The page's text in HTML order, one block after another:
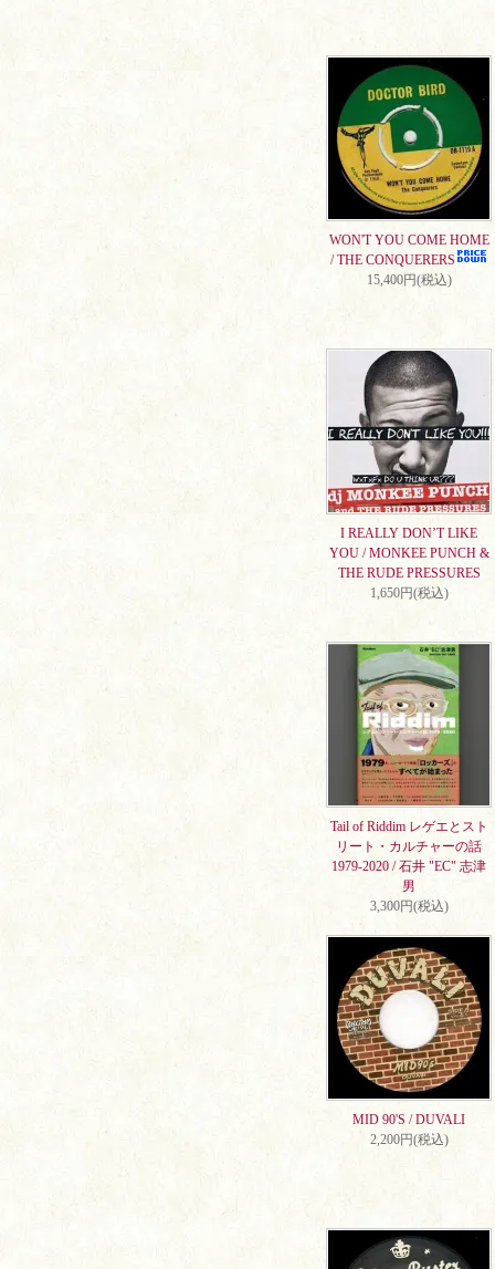
WON'T YOU COME HOME
/ THE CONQUERERS
15,400円(税込)
I REALLY DON’T LIKE
YOU / MONKEE PUNCH &
THE RUDE PRESSURES
1,650円(税込)
Tail of Riddim レゲエとスト
リート・カルチャーの話
1979-2020 / 石井 "EC" 志津
男
3,300円(税込)
MID 90'S / DUVALI
2,200円(税込)